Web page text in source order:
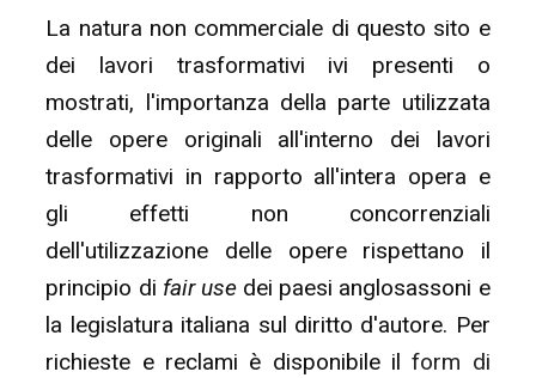
La natura non commerciale di questo sito e
dei lavori trasformativi ivi presenti o
mostrati, l'importanza della parte utilizzata
delle opere originali all'interno dei lavori
trasformativi in rapporto all'intera opera e
gli effetti non concorrenziali
dell'utilizzazione delle opere rispettano il
principio di fair usedei paesi anglosassoni e
la legislatura italiana sul diritto d'autore. Per
richieste e reclami è disponibile ilform di